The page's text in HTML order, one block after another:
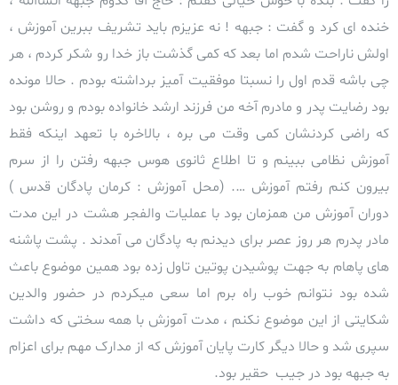
خنده ای کرد و گفت : جبهه ! نه عزیزم باید تشریف ببرین آموزش ،
اولش ناراحت شدم اما بعد که کمی گذشت باز خدا رو شکر کردم ، هر
چی باشه قدم اول را نسبتا موفقیت آمیز برداشته بودم . حالا مونده
بود رضایت پدر و مادرم آخه من فرزند ارشد خانواده بودم و روشن بود
که راضی کردنشان کمی وقت می بره ،بالاخره با تعهد اینکه فقط
آموزش نظامی ببینم و تا اطلاع ثانوی هوس جبهه رفتن را از سرم
بیرون کنم رفتم آموزش …. (محل آموزش : کرمان پادگان قدس )
دوران آموزش من همزمان بود با عملیات والفجر هشت در این مدت
مادر پدرم هر روز عصر برای دیدنم به پادگان می آمدند . پشت پاشنه
های پاهام به جهت پوشیدن پوتین تاول زده بود همين موضوع باعث
شده بود نتوانم خوب راه برم اما سعی میکردم در حضور والدین
شکایتی از این موضوع نکنم ، مدت آموزش با همه سختی که داشت
سپری شد و حالا دیگر کارت پایان آموزش که از مدارک مهم برای اعزام
به جبهه بود در جيب حقیر بود.